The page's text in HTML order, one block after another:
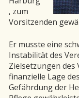
, zum
Vorsitzenden
Er musste eine
Instabilität des
Zielsetzungen des
finanzielle Lage
Gefährdung der